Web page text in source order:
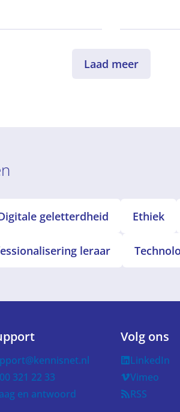
Laad meer
geletterdheid Ethiek
leraar
321 22 33
en antwoord
Volg ons
LinkedIn
Vimeo
RSS